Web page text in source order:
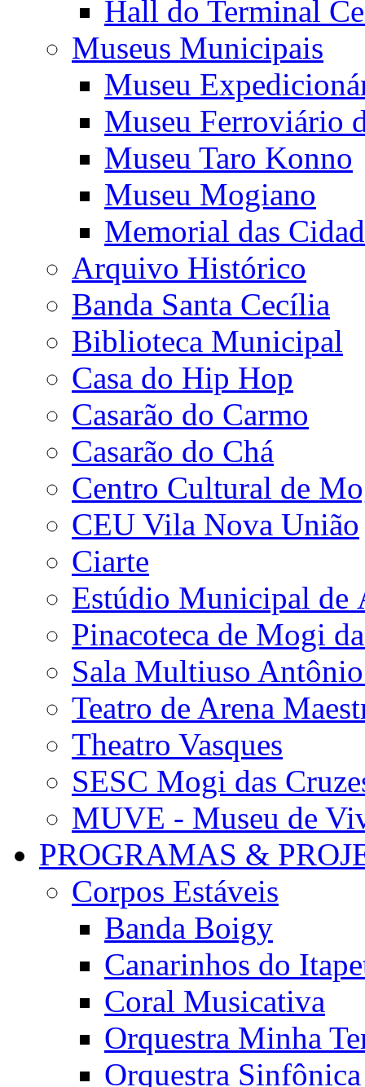
Hall do Terminal
Museus Municipais
Museu
Museu Ferroviário
Museu Taro Konno
Museu Mogiano
Memorial das
Arquivo Histórico
Banda Santa Cecília
Biblioteca Municipal
Casa do Hip Hop
Casarão do Carmo
Casarão do Chá
Centro Cultural de
CEU Vila Nova União
Ciarte
Estúdio Municipal de
Pinacoteca de Mogi
Sala Multiuso
Teatro de Arena
Theatro Vasques
SESC Mogi das
MUVE - Museu de
PROGRAMAS &
Corpos Estáveis
Banda Boigy
Canarinhos do
Coral Musicativa
Orquestra Minha
Orquestra